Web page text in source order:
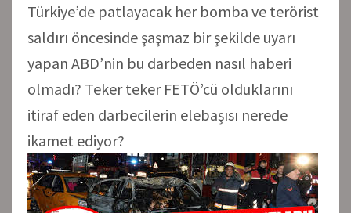
Türkiye’de patlayacak her bomba ve terörist
saldırı öncesinde şaşmaz bir şekilde uyarı
yapan ABD’nin bu darbeden nasıl haberi
olmadı? Teker teker FETÖ’cü olduklarını
itiraf eden darbecilerin elebaşısı nerede
ikamet ediyor?